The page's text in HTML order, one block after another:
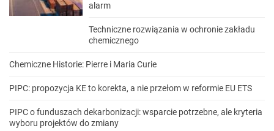
alarm
Techniczne rozwiązania w ochronie zakładu
chemicznego
Chemiczne Historie: Pierre i Maria Curie
PIPC: propozycja KE to korekta, a nie przełom w reformie EU ETS
PIPC o funduszach dekarbonizacji: wsparcie potrzebne, ale kryteria
wyboru projektów do zmiany